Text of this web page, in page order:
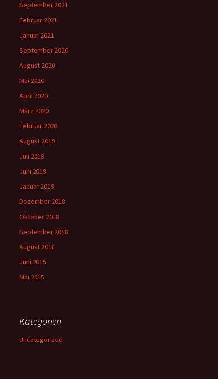
September 2021
Februar 2021
Januar 2021
September 2020
August 2020
Mai 2020
April 2020
März 2020
Februar 2020
August 2019
Juli 2019
Juni 2019
Januar 2019
Dezember 2018
Oktober 2018
September 2018
August 2018
Juni 2015
Mai 2015
Kategorien
Uncategorized